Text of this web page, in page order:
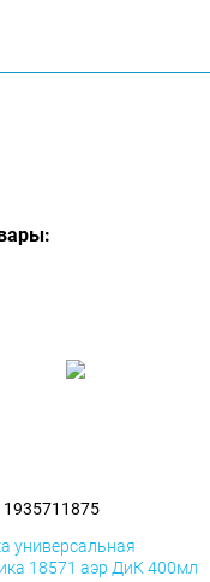
1935711875
универсальная
18571 аэр ДиК 400мл